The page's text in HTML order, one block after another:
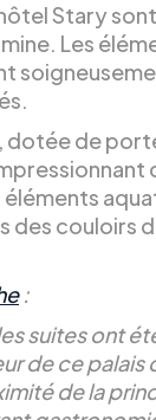
Stary
Les
dotée de
des couloirs
:
suites ont
de ce palais
de la